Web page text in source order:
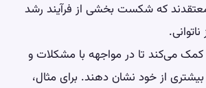
معتقدند که شکست بخشی از فرآیند رشد
می‌کند تا در مواجهه با مشکلات و
از خود نشان دهند. برای مثال،